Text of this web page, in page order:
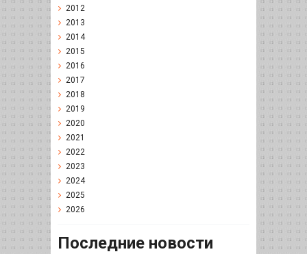
2012
2013
2014
2015
2016
2017
2018
2019
2020
2021
2022
2023
2024
2025
2026
Последние новости